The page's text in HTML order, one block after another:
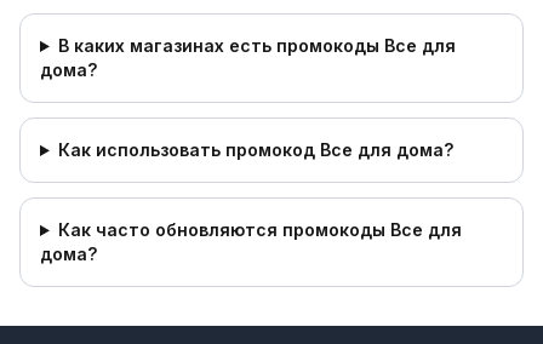
Сравнивайте цены в нескольких магазинах с
промокодами — итоговая стоимость может
существенно различаться. На Rukodi.com собраны
коды для всех магазинов категории «Все для
дома».
Узнайте подробнее,как использовать промокоды
при покупках, или посмотрите,где найти лучшие
промокоды
пользователейо том, как они экономят с
В каких магазинах есть промокоды Все для
дома?
Как использовать промокод Все для дома?
Как часто обновляются промокоды Все для
дома?